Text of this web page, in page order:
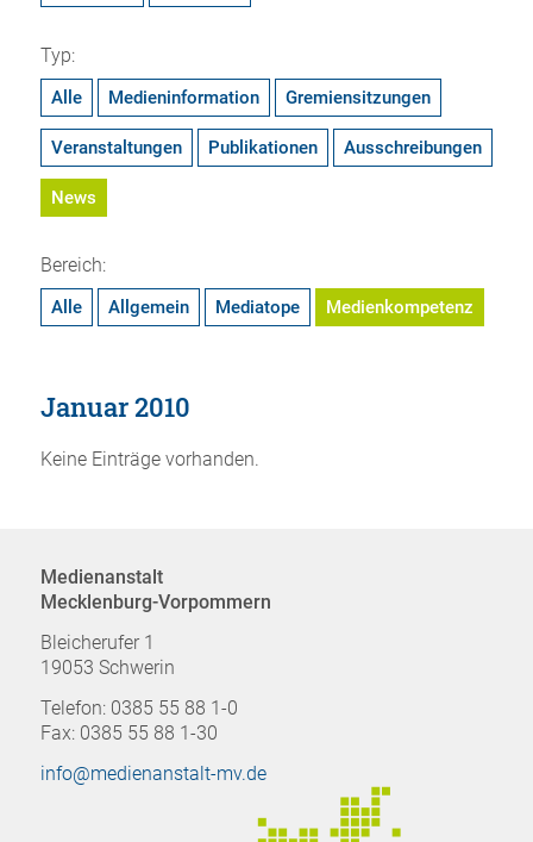
Typ:
Alle Medieninformation Gremiensitzungen
Veranstaltungen Publikationen Ausschreibungen
News
Bereich:
Alle Allgemein Mediatope Medienkompetenz
Januar 2010
Keine Einträge vorhanden.
Medienanstalt
Mecklenburg-Vorpommern
Bleicherufer 1
19053 Schwerin
Telefon: 0385 55 88 1-0
Fax: 0385 55 88 1-30
info@medienanstalt-mv.de